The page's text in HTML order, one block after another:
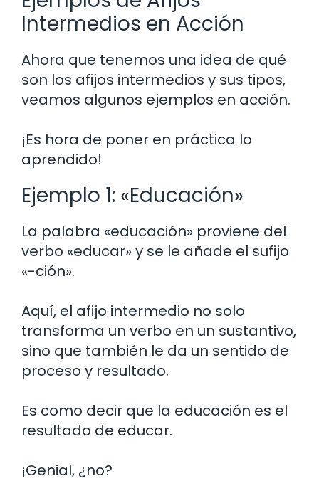
Intermedios en Acción
Ahora que tenemos una idea de qué
son los afijos intermedios y sus tipos,
veamos algunos ejemplos en acción.
¡Es hora de poner en práctica lo
aprendido!
Ejemplo 1: «Educación»
La palabra «educación» proviene del
verbo «educar» y se le añade el sufijo
«-ción».
Aquí, el afijo intermedio no solo
transforma un verbo en un sustantivo,
sino que también le da un sentido de
proceso y resultado.
Es como decir que la educación es el
resultado de educar.
¡Genial, ¿no?